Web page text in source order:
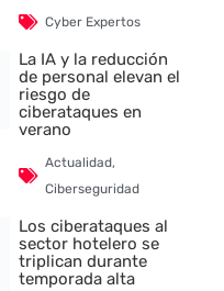
Cyber Expertos
La IA y la reducción
de personal elevan el
riesgo de
ciberataques en
verano
Actualidad,
Ciberseguridad
Los ciberataques al
sector hotelero se
triplican durante
temporada alta